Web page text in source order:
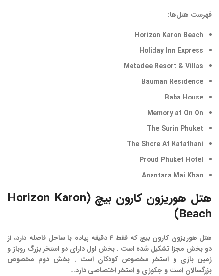
فهرست هتل‌ها:
Horizon Karon Beach
Holiday Inn Express
Metadee Resort & Villas
Bauman Residence
Baba House
Memory at On On
The Surin Phuket
The Shore At Katathani
Proud Phuket Hotel
Anantara Mai Khao
هتل هوریزون کارون بیچ (Horizon Karon
Beach)
هتل هوریزون کارون بیچ که فقط ۴ دقیقه پیاده با ساحل فاصله دارد، از
دو بخش مجزا تشکیل شده است . بخش اول دارای دو استخر بزرگ روباز و
زمین بازی و استخر مخصوص کودکان است . بخش دوم مخصوص
بزرگسالان است و جکوزی و استخر اختصاصی دارد…